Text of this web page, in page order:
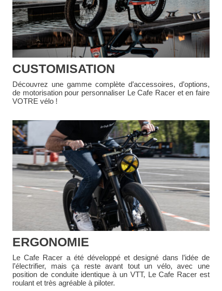
CUSTOMISATION
Découvrez une gamme complète d’accessoires, d’options,
de motorisation pour personnaliser Le Cafe Racer et en faire
VOTRE vélo !
ERGONOMIE
Le Cafe Racer a été développé et designé dans l’idée de
l’électrifier, mais ça reste avant tout un vélo, avec une
position de conduite identique à un VTT, Le Cafe Racer est
roulant et très agréable à piloter.